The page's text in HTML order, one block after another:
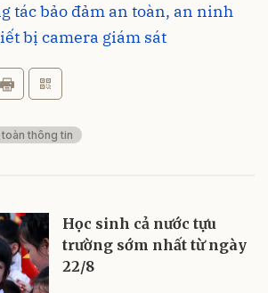
tác bảo đảm an toàn, an ninh
bị camera giám sát
thông tin
Học sinh cả nước tựu
trường sớm nhất từ ngày
22/8